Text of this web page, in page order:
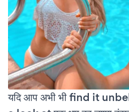
यदि आप अभी भी find it